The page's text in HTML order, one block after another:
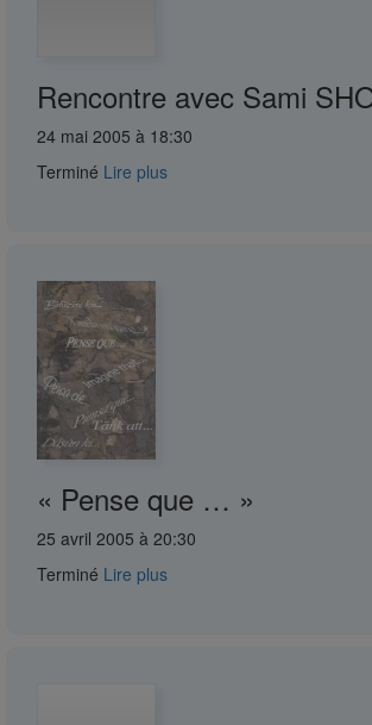
Rencontre avec Sami
24 mai 2005 à 18:30
Terminé Lire plus
« Pense que … »
25 avril 2005 à 20:30
Terminé Lire plus